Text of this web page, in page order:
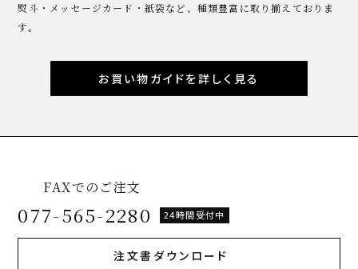
熨斗・メッセージカード・紙袋など、種類豊富に取り揃えておりま
す。
お買い物ガイドを詳しく見る
FAXでのご注文
077-565-2280 24時間受付中
注文書ダウンロード